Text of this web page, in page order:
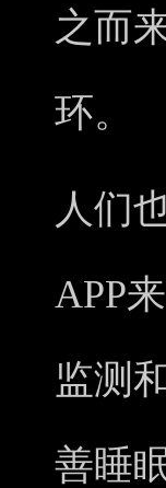
之而
环。
人们
APP
监测
善睡眠